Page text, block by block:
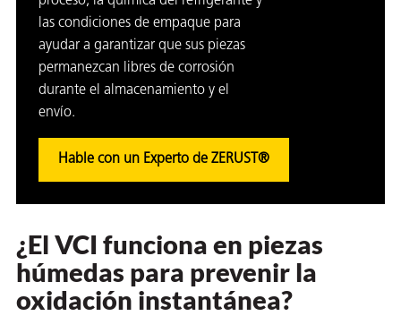
las condiciones de empaque para
ayudar a garantizar que sus piezas
permanezcan libres de corrosión
durante el almacenamiento y el
envío.
Hable con un Experto de ZERUST®
¿El VCI funciona en piezas
húmedas para prevenir la
oxidación instantánea?